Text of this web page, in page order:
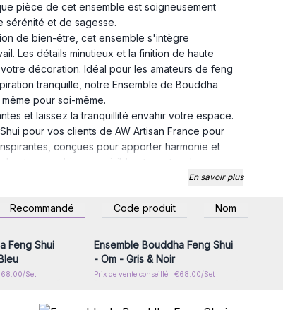
pièce de cet ensemble est soigneusement
sérénité et de sagesse.
de bien-être, cet ensemble s'intègre
Les détails minutieux et la finition de haute
décoration. Idéal pour les amateurs de feng
tranquille, notre Ensemble de Bouddha
pour soi-même.
et laissez la tranquillité envahir votre espace.
pour vos clients de AW Artisan France pour
conçues pour apporter harmonie et
une ambiance paisible et une touche
En savoir plus
Recommandé Code produit Nom
inscrivez-
prix de
Feng Shui
Set
Connectez-vous ou inscrivez-
vous pour accéder aux prix de
gros
Ensemble Bouddha Feng Shui
- Om - Gris & Noir
Prix de vente conseillé : €68.00/Set